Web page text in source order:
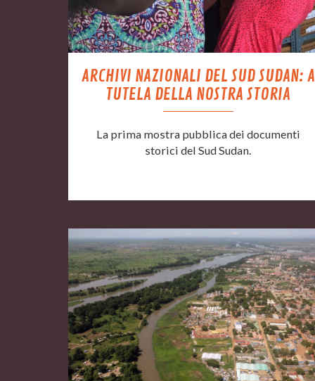
ARCHIVI NAZIONALI DEL SUD SUDAN: A
TUTELA DELLA NOSTRA STORIA
La prima mostra pubblica dei documenti
storici del Sud Sudan.